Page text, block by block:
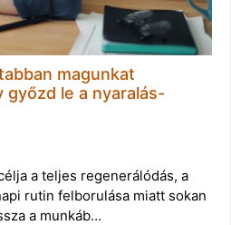
magunkat
győzd le a nyaralás-
a teljes regenerálódás, a
rutin felborulása miatt sokan
a munkáb…